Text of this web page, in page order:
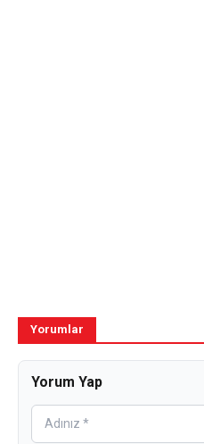
Yorumlar
Yorum Yap